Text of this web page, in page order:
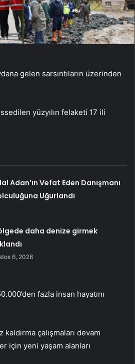
gelen sarsıntıların üzerinden
yüzyılın felaketi 17 ili
Adan’ın Vefat Eden Danışmanı
Uğurlandı
daha denize girmek
6, 2026
fazla insan hayatını
çalışmaları devam
için yeni yaşam alanları